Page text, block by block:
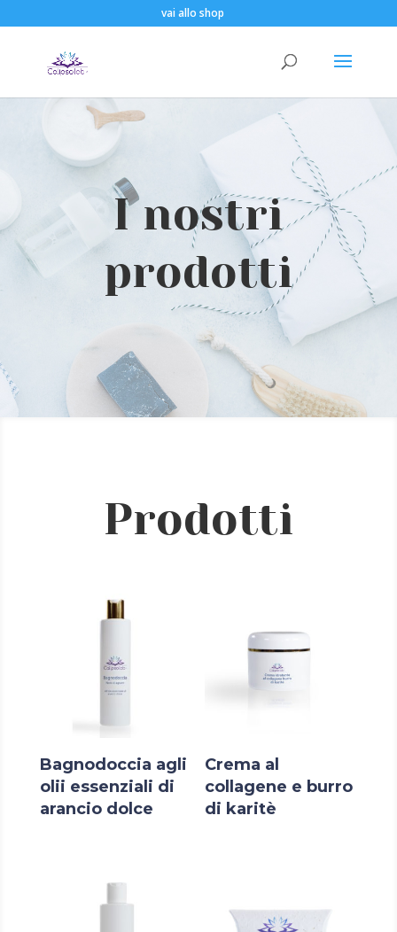
vai allo shop
I nostri
prodotti
Prodotti
Bagnodoccia agli
olii essenziali di
arancio dolce
Crema al
collagene e burro
di karitè